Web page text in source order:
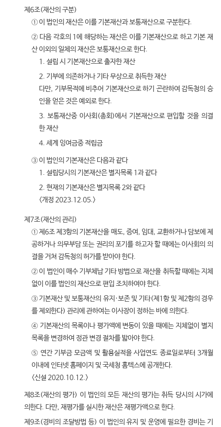
제6조(재산의 구분)
① 이 법인의 재산은 이를 기본재산과 보통재산으로 구분한다.
② 다음 각호의 1에 해당하는 재산은 이를 기본재산으로 하고 기본 재
산 이외의 일체의 재산은 보통재산으로 한다.
1. 설립 시 기본재산으로 출자한 재산
2. 기부에 의존하거나 기타 무상으로 취득한 재산
다만, 기부목적에 비추어 기본재산으로 하기 곤란하여 감독청의 승
인을 얻은 것은 예외로 한다.
3. 보통재산중 이사회(총회)에서 기본재산으로 편입할 것을 의결
한 재산
4. 세계 잉여금중 적립금
③ 이 법인의 기본재산은 다음과 같다
1. 설립당시의 기본재산은 별지목록 1과 같다
2. 현재의 기본재산은 별지목록 2와 같다
<개정 2023.12.05.>
제7조(재산의 관리)
① 제6조 제3항의 기본재산을 매도, 증여, 임대, 교환하거나 담보에 제
공하거나 의무부담 또는 권리의 포기를 하고자 할 때에는 이사회의 의
결을 거쳐 감독청의 허가를 받아야 한다.
② 이 법인이 매수 기부체납 기타 방법으로 재산을 취득할 때에는 지체
없이 이를 법인의 재산으로 편입 조치하여야 한다.
③ 기본재산 및 보통재산의 유지·보존 및 기타(제1항 및 제2항의 경우
를 제외한다) 관리에 관하여는 이사장이 정하는 바에 의한다.
④ 기본재산의 목록이나 평가액에 변동이 있을 때에는 지체없이 별지
목록을 변경하여 정관 변경 절차를 밟아야 한다.
⑤ 연간 기부금 모금액 및 활용실적을 사업연도 종료일로부터 3개월
이내에 인터넷 홈페이지 및 국세청 홈텍스에 공개한다.
<신설 2020.10.12.>
제8조(재산의 평가) 이 법인의 모든 재산의 평가는 취득 당시의 시가에
의한다. 다만, 재평가를 실시한 재산은 재평가액으로 한다.
제9조(경비의 조달방법 등) 이 법인의 유지 및 운영에 필요한 경비는 기